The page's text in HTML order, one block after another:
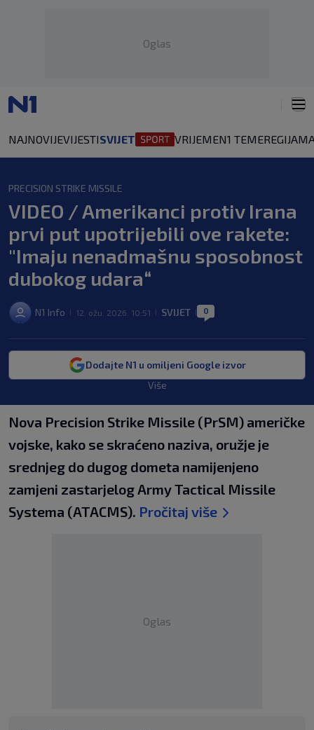
Oglas
NAJNOVIJEVIJESTISVIJET VRIJEMEN1 TEMEREGIJA
PRECISION STRIKE MISSILE
VIDEO / Amerikanci protiv Irana
prvi put upotrijebili ove rakete:
"Imaju nenadmašnu sposobnost
dubokog udara“
N1 Info 12. ožu. 2026. 10:51 SVIJET 0
Dodajte N1 u omiljeni Google izvor
Više
Nova Precision Strike Missile (PrSM) američke
vojske, kako se skraćeno naziva, oružje je
srednjeg do dugog dometa namijenjeno
zamjeni zastarjelog Army Tactical Missile
Systema (ATACMS). Pročitaj više
Oglas